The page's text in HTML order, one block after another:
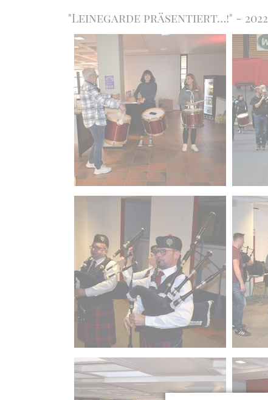
"Leinegarde präsentiert…!" - 2022